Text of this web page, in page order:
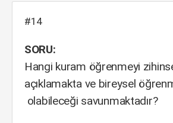
#14
SORU:
Hangi kuram öğrenmeyi
açıklamakta ve bireysel
olabileceği savunmaktadır?